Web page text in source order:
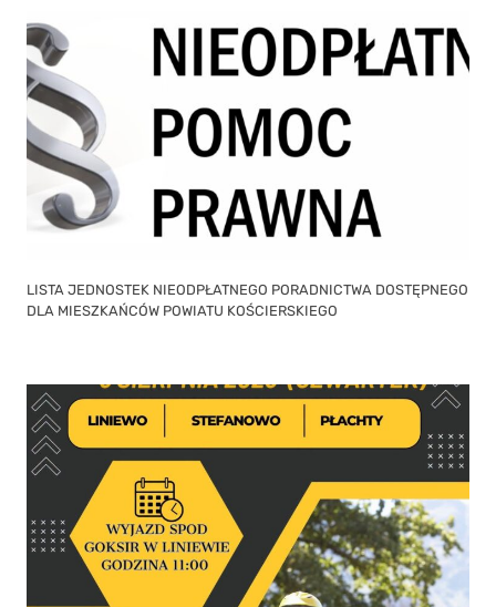
LISTA JEDNOSTEK NIEODPŁATNEGO PORADNICTWA DOSTĘPNEGO
DLA MIESZKAŃCÓW POWIATU KOŚCIERSKIEGO